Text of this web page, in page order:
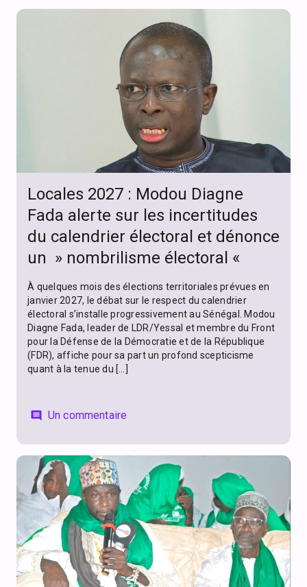
Locales 2027 : Modou Diagne
Fada alerte sur les incertitudes
du calendrier électoral et dénonce
un » nombrilisme électoral «
À quelques mois des élections territoriales prévues en
janvier 2027, le débat sur le respect du calendrier
électoral s’installe progressivement au Sénégal. Modou
Diagne Fada, leader de LDR/Yessal et membre du Front
pour la Défense de la Démocratie et de la République
(FDR), affiche pour sa part un profond scepticisme
quant à la tenue du […]
comment Un commentaire